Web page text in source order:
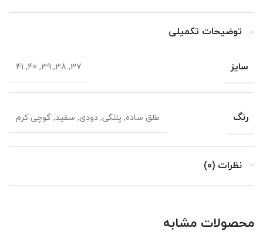
توضیحات تکمیلی
سایز 37, 38, 39, 40, 41
رنگ طلق ساده, پلنگی, دودی, سفید, گوچی کرم
نظرات (0)
محصولات مشابه